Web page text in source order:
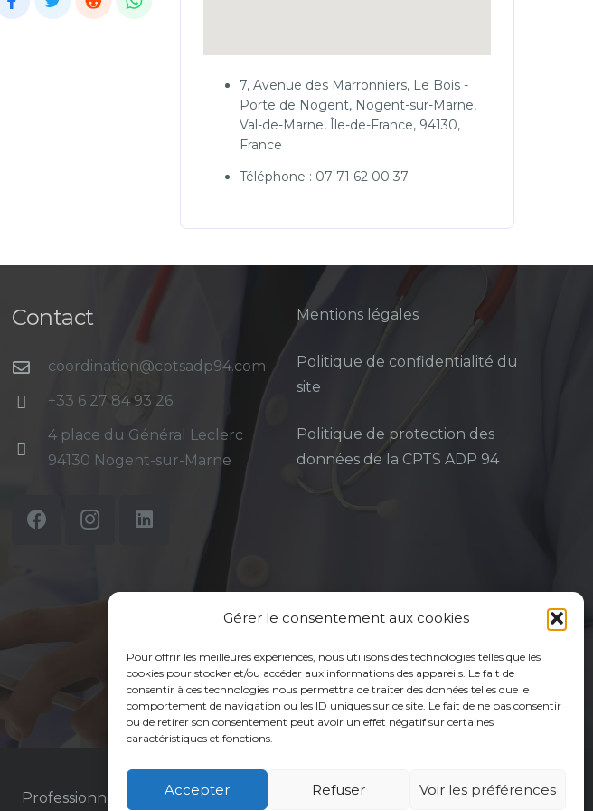
Gérer le consentement aux cookies
Pour offrir les meilleures expériences, nous utilisons des technologies telles que les
cookies pour stocker et/ou accéder aux informations des appareils. Le fait de
consentir à ces technologies nous permettra de traiter des données telles que le
comportement de navigation ou les ID uniques sur ce site. Le fait de ne pas consentir
ou de retirer son consentement peut avoir un effet négatif sur certaines
caractéristiques et fonctions.
Accepter Refuser Voir les préférences
7, Avenue des Marronniers, Le Bois -
Porte de Nogent, Nogent-sur-Marne,
Val-de-Marne, Île-de-France, 94130,
France
Téléphone : 07 71 62 00 37
Contact
coordination@cptsadp94.com
+33 6 27 84 93 26
4 place du Général Leclerc
94130 Nogent-sur-Marne
Mentions légales
Politique de confidentialité du
site
Politique de protection des
données de la CPTS ADP 94
Professionnels de santé Usagers Actualités Adhérer Contact